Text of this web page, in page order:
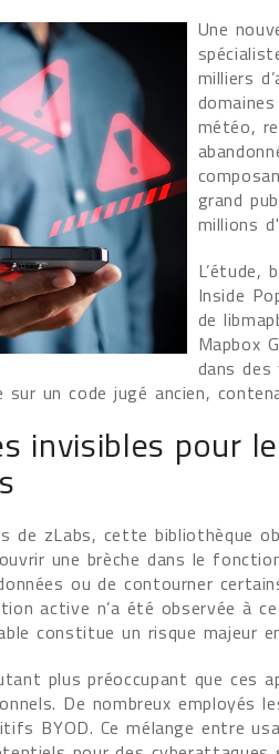
Une
milliers
météo,
grand
millions
L’étude,
Inside
de
Mapbox
dans des
sur un code jugé ancien,
invisibles pour
de zLabs, cette bibliothèque
une brèche dans le
ou de contourner
active n’a été observée à
constitue un risque majeur
plus préoccupant que ces
De nombreux employés
BYOD. Ce mélange entre